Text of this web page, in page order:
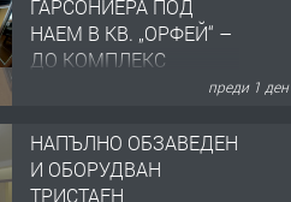
ГАРСОНИЕРА ПОД
НАЕМ В КВ. „ОРФЕЙ“ –
ДО КОМПЛЕКС
преди 1 ден
НАПЪЛНО ОБЗАВЕДЕН
И ОБОРУДВАН
ТРИСТАЕН